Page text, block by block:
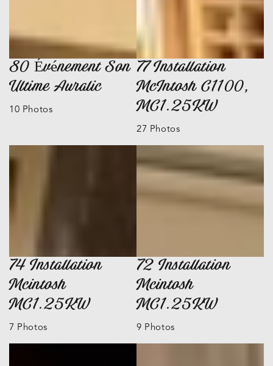
80 Événement Son
Ultime Auralic
10 Photos
77 Installation
McIntosh C1100,
MC1.25KW
27 Photos
74 Installation
Mcintosh
MC1.25KW
7 Photos
72 Installation
Mcintosh
MC1.25KW
9 Photos